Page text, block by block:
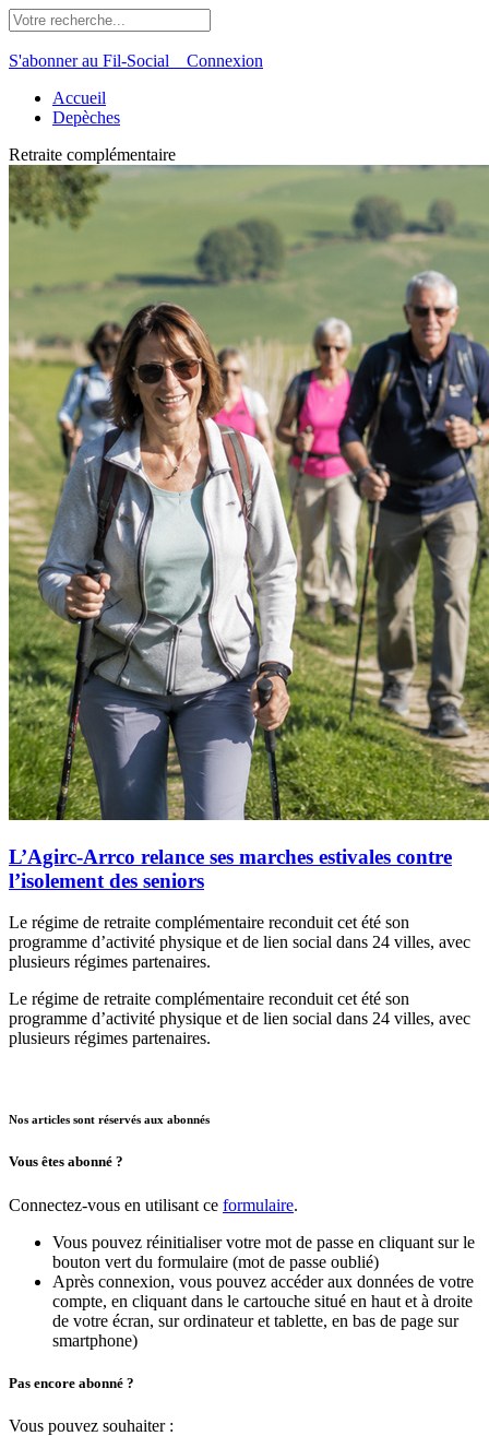
S'abonner au Fil-Social Connexion
Accueil
Depèches
Retraite complémentaire
L’Agirc-Arrco relance ses marches estivales contre
l’isolement des seniors
Le régime de retraite complémentaire reconduit cet été son
programme d’activité physique et de lien social dans 24 villes, avec
plusieurs régimes partenaires.
Le régime de retraite complémentaire reconduit cet été son
programme d’activité physique et de lien social dans 24 villes, avec
plusieurs régimes partenaires.
Nos articles sont réservés aux abonnés
Vous êtes abonné ?
Connectez-vous en utilisant ce formulaire.
Vous pouvez réinitialiser votre mot de passe en cliquant sur le
bouton vert du formulaire (mot de passe oublié)
Après connexion, vous pouvez accéder aux données de votre
compte, en cliquant dans le cartouche situé en haut et à droite
de votre écran, sur ordinateur et tablette, en bas de page sur
smartphone)
Pas encore abonné ?
Vous pouvez souhaiter :